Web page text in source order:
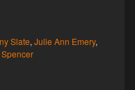
Slate, Julie Ann Emery,